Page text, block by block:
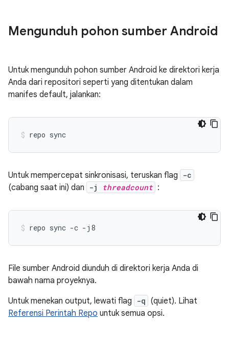
Mengunduh pohon sumber Android
Untuk mengunduh pohon sumber Android ke direktori kerja
Anda dari repositori seperti yang ditentukan dalam
manifes default, jalankan:
repo sync
Untuk mempercepat sinkronisasi, teruskan flag -c
(cabang saat ini) dan -j threadcount :
repo sync -c -j8
File sumber Android diunduh di direktori kerja Anda di
bawah nama proyeknya.
Untuk menekan output, lewati flag
-q (quiet). Lihat
Referensi Perintah Repo untuk semua opsi.